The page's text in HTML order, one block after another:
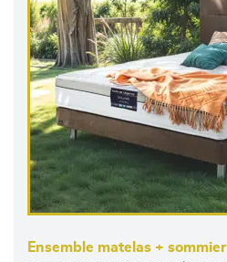
Ensemble matelas + sommier